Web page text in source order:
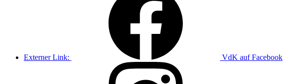
Externer Link: VdK auf Facebook